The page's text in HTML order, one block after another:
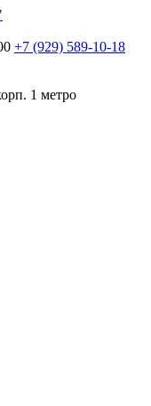
+7 (929) 589-10-18
1 метро